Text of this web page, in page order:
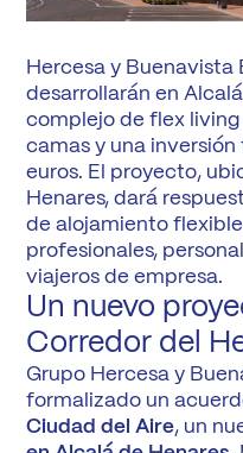
Hercesa y Buenavista
desarrollarán en
complejo de flex living
camas y una
euros. El proyecto,
Henares, dará
de alojamiento
profesionales,
viajeros de empresa.
Un nuevo
Corredor del
Grupo Hercesa y
formalizado un
Ciudad del Aire, un